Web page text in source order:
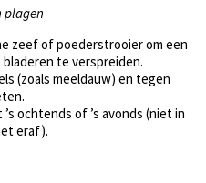
plagen
zeef of poederstrooier om een
bladeren te verspreiden.
(zoals meeldauw) en tegen
ochtends of ’s avonds (niet in
eraf).